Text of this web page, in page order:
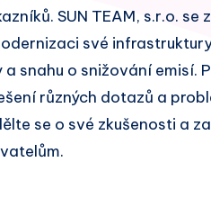
SUN TEAM, s.r.o. se
své
snahu o snižování emisí.
různých dotazů a
se o své zkušenosti a